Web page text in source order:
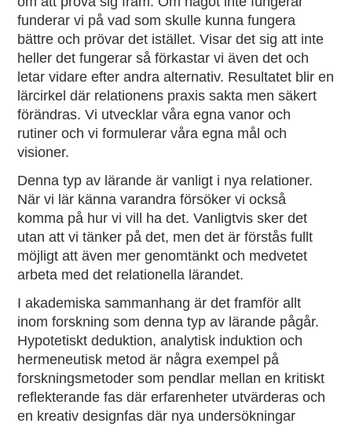
funderar vi på vad som skulle kunna fungera
bättre och prövar det istället. Visar det sig att inte
heller det fungerar så förkastar vi även det och
letar vidare efter andra alternativ. Resultatet blir en
lärcirkel där relationens praxis sakta men säkert
förändras. Vi utvecklar våra egna vanor och
rutiner och vi formulerar våra egna mål och
visioner.
Denna typ av lärande är vanligt i nya relationer.
När vi lär känna varandra försöker vi också
komma på hur vi vill ha det. Vanligtvis sker det
utan att vi tänker på det, men det är förstås fullt
möjligt att även mer genomtänkt och medvetet
arbeta med det relationella lärandet.
I akademiska sammanhang är det framför allt
inom forskning som denna typ av lärande pågår.
Hypotetiskt deduktion, analytisk induktion och
hermeneutisk metod är några exempel på
forskningsmetoder som pendlar mellan en kritiskt
reflekterande fas där erfarenheter utvärderas och
en kreativ designfas där nya undersökningar